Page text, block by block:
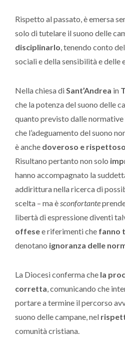
Rispetto al passato, è emersa
solo di tutelare il suono delle
disciplinarlo, tenendo conto
sociali e della sensibilità e delle
Nella chiesa diSant’Andrea in
che la potenza del suono delle
quanto previsto dalle normative
che l’adeguamento del suono
è anche doveroso e rispettoso
Risultano pertanto non solo
hanno accompagnato la
addirittura nella ricerca di
scelta – ma èsconfortante
libertà di espressione diventi
offesee riferimenti che fanno
denotano ignoranza delle
La Diocesi conferma che la
corretta, comunicando che
portare a termine il percorso
suono delle campane, nel
comunità cristiana.